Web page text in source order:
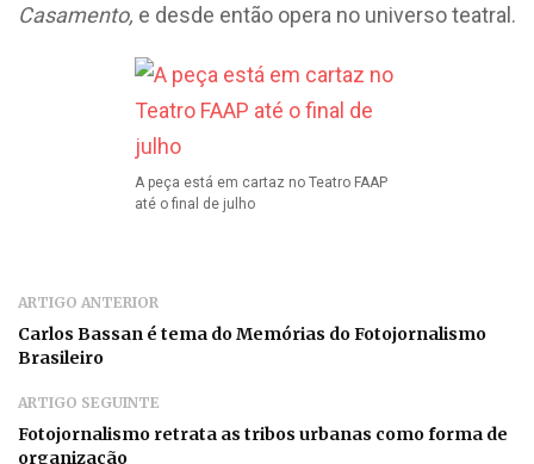
Casamento, e desde então opera no universo teatral.
A peça está em cartaz no Teatro FAAP
até o final de julho
ARTIGO ANTERIOR
Carlos Bassan é tema do Memórias do Fotojornalismo
Brasileiro
ARTIGO SEGUINTE
Fotojornalismo retrata as tribos urbanas como forma de
organização